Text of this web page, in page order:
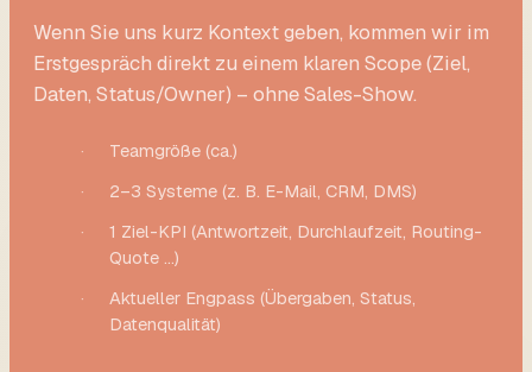
Wenn Sie uns kurz Kontext geben, kommen wir im
Erstgespräch direkt zu einem klaren Scope (Ziel,
Daten, Status/Owner) – ohne Sales-Show.
·
Teamgröße (ca.)
·
2–3 Systeme (z. B. E-Mail, CRM, DMS)
·
1 Ziel-KPI (Antwortzeit, Durchlaufzeit, Routing-
Quote …)
·
Aktueller Engpass (Übergaben, Status,
Datenqualität)